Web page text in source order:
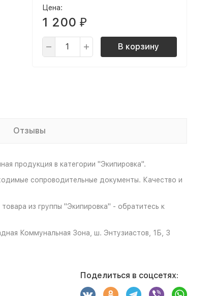
Цена:
1 200 ₽
В корзину
Отзывы
продукция в категории "Экипировка".
сопроводительные документы. Качество и
из группы "Экипировка" - обратитесь к
Коммунальная Зона, ш. Энтузиастов, 1Б, 3
Поделиться в соцсетях: